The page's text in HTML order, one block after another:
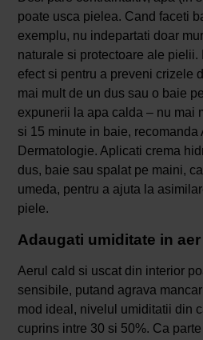
poate usca pielea. Cand faceti
exemplu, nu indepartati doar
naturale si protectoare ale
efect si pentru a preveni crizele
mai mult de un dus sau o baie
expunerii la apa calda – nu mai
si 15 minute in baie,
Dermatologie. Aplicati crema
dus, baie sau spalat pe maini,
umeda, pentru a ajuta la
piele.
Adaugati umiditate in aer
Aerul cald si uscat din interior
sensibile, putand agrava
mod ideal, nivelul umiditatii din
cuprins intre 30 si 50%. Ca